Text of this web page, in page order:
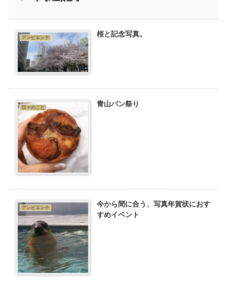
アンビエンテ 桜と記念写真。
日々のこと 青山パン祭り
アンビエンテ
今から間に合う、写真年賀状におす
すめイベント